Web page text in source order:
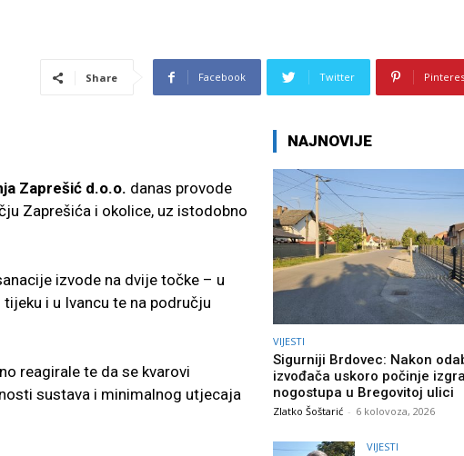
Share Facebook Twitter
Zaprešić d.o.o. danas provode
Zaprešića i okolice, uz istodobno
izvode na dvije točke – u
i u Ivancu te na području
reagirale te da se kvarovi
sustava i minimalnog utjecaja
NAJNOVIJE
VIJESTI
Sigurniji Brdovec: Nakon
izvođača uskoro počinje
nogostupa u Bregovitoj ulici
Zlatko Šoštarić - 6 kolovoza, 2026
VIJESTI